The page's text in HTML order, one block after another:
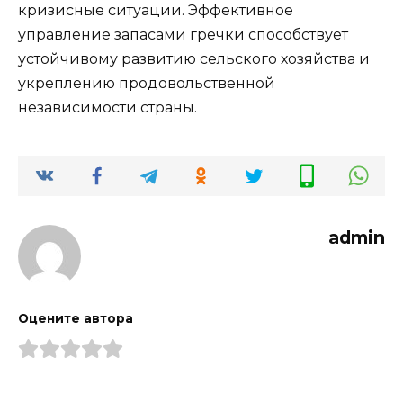
кризисные ситуации. Эффективное
управление запасами гречки способствует
устойчивому развитию сельского хозяйства и
укреплению продовольственной
независимости страны.
admin
Оцените автора